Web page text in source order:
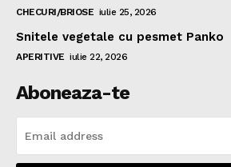
CHECURI/BRIOSE iulie 25, 2026
Snitele vegetale cu pesmet Panko
APERITIVE iulie 22, 2026
Aboneaza-te